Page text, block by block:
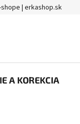
| erkashop.sk
A KOREKCIA